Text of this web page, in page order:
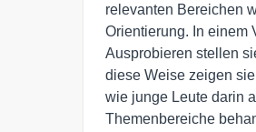
relevanten Bereichen
Orientierung. In einem
Ausprobieren stellen
diese Weise zeigen
wie junge Leute darin
Themenbereiche